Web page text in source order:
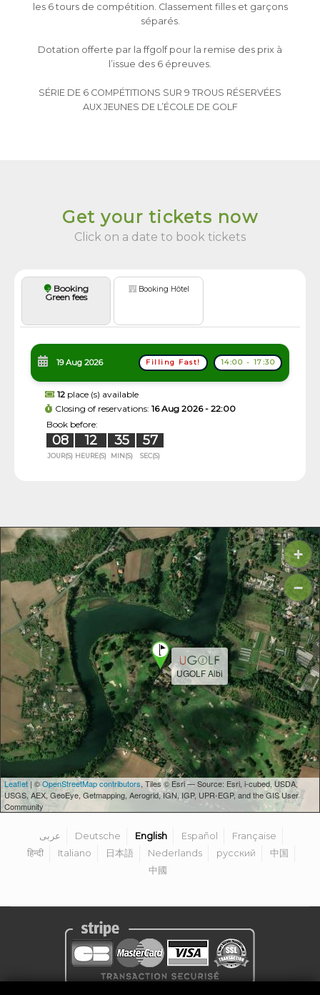
les 6 tours de compétition. Classement filles et garçons
séparés.
Dotation offerte par la ffgolf pour la remise des prix à
l’issue des 6 épreuves.
SÉRIE DE 6 COMPÉTITIONS SUR 9 TROUS RÉSERVÉES
AUX JEUNES DE L’ÉCOLE DE GOLF
Get your tickets now
Click on a date to book tickets
Booking
Green fees
Booking Hôtel
19 Aug 2026 14:00 - 17:30
Filling Fast!
12 place (s) available
Closing of reservations: 16 Aug 2026 - 22:00
Book before:
08 12 35 56
JOUR(S) HEURE(S) MIN(S) SEC(S)
UGOLF Albi
+
−
Leaflet | ©OpenStreetMap contributors, Tiles © Esri — Source: Esri, i-cubed, USDA,
USGS, AEX, GeoEye, Getmapping, Aerogrid, IGN, IGP, UPR-EGP, and the GIS User
Community
عربى Deutsche English Español
Française
हिन्दी
Italiano 日本語 Nederlands русский
中国
中國